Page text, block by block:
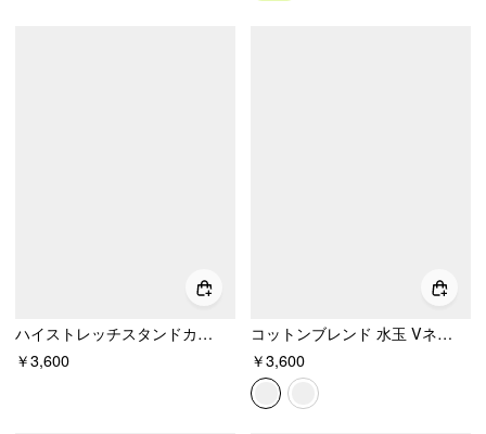
ハイストレッチスタンドカラーパフスリーブシャーリングカットアウトトップス
￥3,600
コットンブレンド 水玉 Vネック 半袖 レーストリム リボン結び トップ
￥3,600